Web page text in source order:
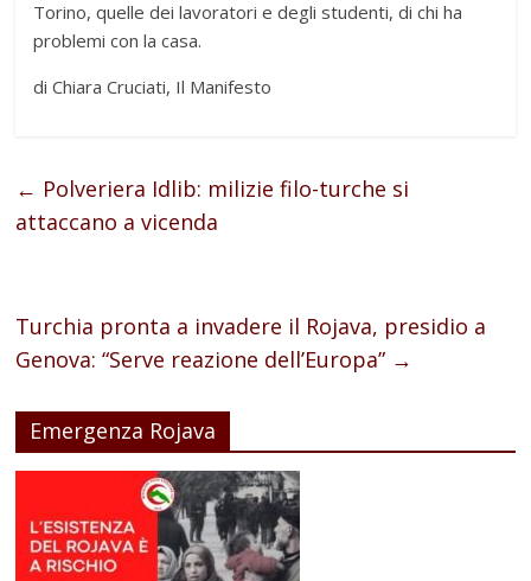
Torino, quelle dei lavoratori e degli studenti, di chi ha
problemi con la casa.
di Chiara Cruciati, Il Manifesto
← Polveriera Idlib: milizie filo-turche si
attaccano a vicenda
Turchia pronta a invadere il Rojava, presidio a
Genova: “Serve reazione dell’Europa” →
Emergenza Rojava